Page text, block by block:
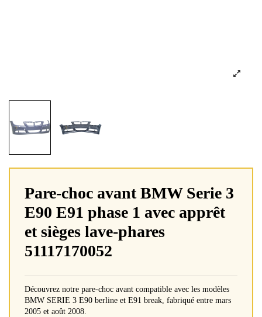
Pare-choc avant BMW Serie 3
E90 E91 phase 1 avec apprêt
et sièges lave-phares
51117170052
Découvrez notre pare-choc avant compatible avec les modèles
BMW SERIE 3 E90 berline et E91 break, fabriqué entre mars
2005 et août 2008.